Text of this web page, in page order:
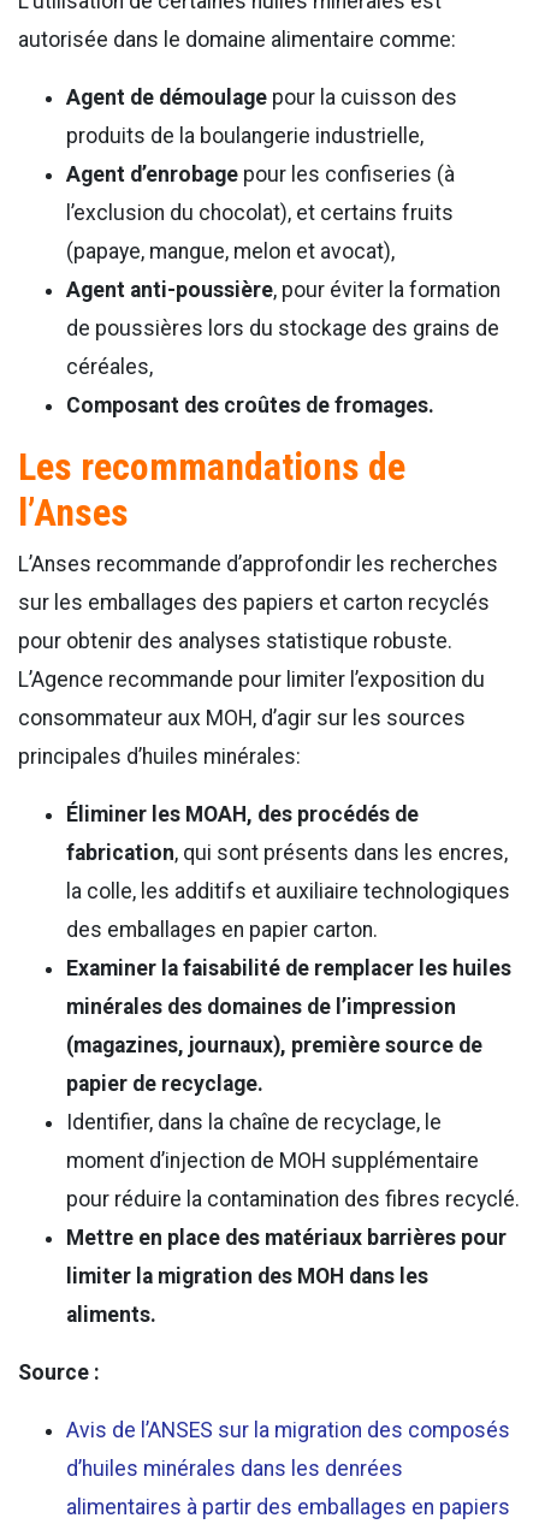
autorisée dans le domaine alimentaire comme:
Agent de démoulage pour la cuisson des
produits de la boulangerie industrielle,
Agent d’enrobage pour les confiseries (à
l’exclusion du chocolat), et certains fruits
(papaye, mangue, melon et avocat),
Agent anti-poussière, pour éviter la formation
de poussières lors du stockage des grains de
céréales,
Composant des croûtes de fromages.
Les recommandations de
l’Anses
L’Anses recommande d’approfondir les recherches
sur les emballages des papiers et carton recyclés
pour obtenir des analyses statistique robuste.
L’Agence recommande pour limiter l’exposition du
consommateur aux MOH, d’agir sur les sources
principales d’huiles minérales:
Éliminer les MOAH, des procédés de
fabrication, qui sont présents dans les encres,
la colle, les additifs et auxiliaire technologiques
des emballages en papier carton.
Examiner la faisabilité de remplacer les huiles
minérales des domaines de l’impression
(magazines, journaux), première source de
papier de recyclage.
Identifier, dans la chaîne de recyclage, le
moment d’injection de MOH supplémentaire
pour réduire la contamination des fibres recyclé.
Mettre en place des matériaux barrières pour
limiter la migration des MOH dans les
aliments.
Source :
Avis de l’ANSES sur la migration des composés
d’huiles minérales dans les denrées
alimentaires à partir des emballages en papiers